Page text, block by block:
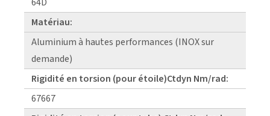
Matériau:
Aluminium à hautes performances (INOX sur
demande)
Rigidité en torsion (pour étoile)Ctdyn Nm/rad:
67667